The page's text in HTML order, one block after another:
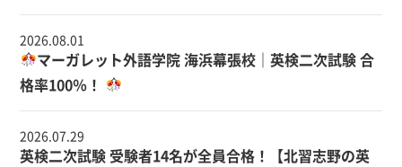
マーガレット外語学院 海浜幕張校｜英検二次試験 合
格率100％！
2026.08.01
英検二次試験 受験者14名が全員合格！【北習志野の英
2026.07.29